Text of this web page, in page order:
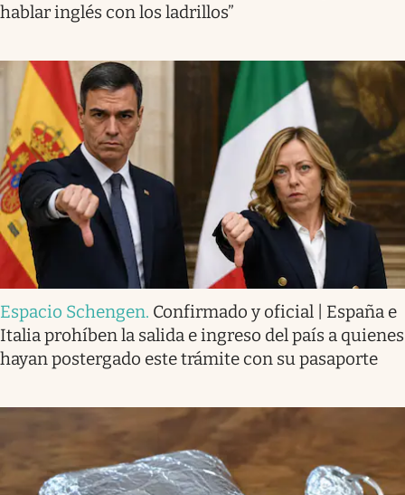
hablar inglés con los ladrillos”
Espacio Schengen. Confirmado y oficial | España e
Italia prohíben la salida e ingreso del país a quienes
hayan postergado este trámite con su pasaporte